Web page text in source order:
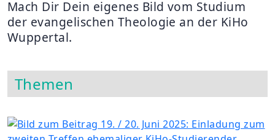
Mach Dir Dein eigenes Bild vom Studium
der evangelischen Theologie an der KiHo
Wuppertal.
Themen